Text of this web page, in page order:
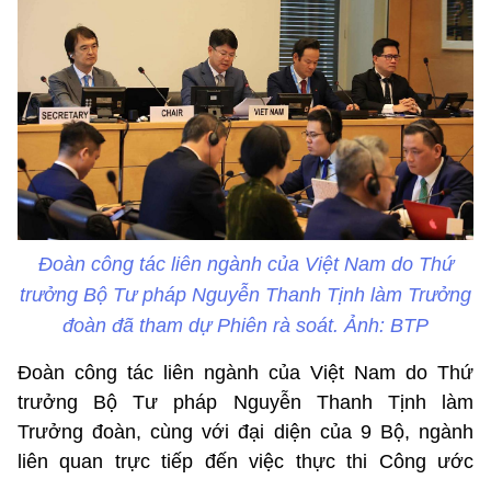
Đoàn công tác liên ngành của Việt Nam do Thứ
trưởng Bộ Tư pháp Nguyễn Thanh Tịnh làm Trưởng
đoàn đã tham dự Phiên rà soát. Ảnh: BTP
Đoàn công tác liên ngành của Việt Nam do Thứ
trưởng Bộ Tư pháp Nguyễn Thanh Tịnh làm
Trưởng đoàn, cùng với đại diện của 9 Bộ, ngành
liên quan trực tiếp đến việc thực thi Công ước